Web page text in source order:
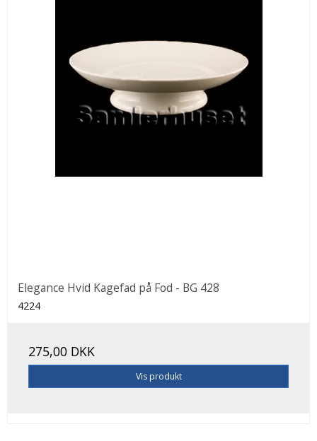
Elegance Hvid Kagefad på Fod - BG 428
4224
275,00 DKK
Vis produkt